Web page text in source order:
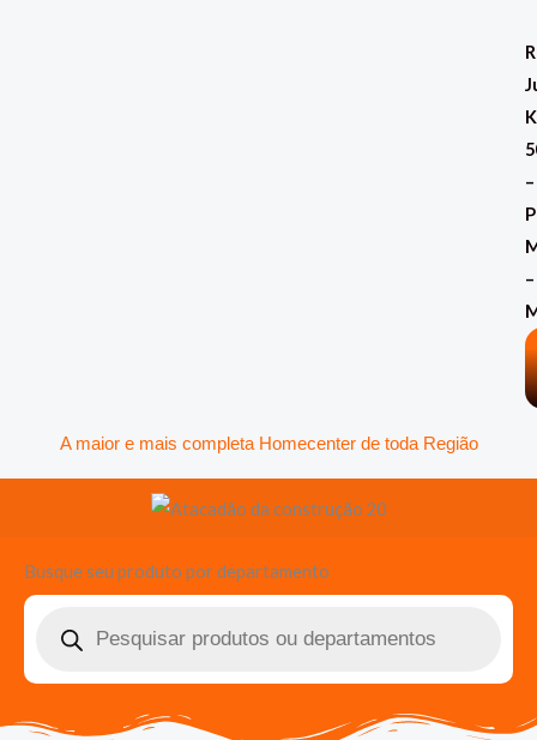
–
–
A maior e mais completa Homecenter de toda Região
Busque seu produto por departamento
Pesquisar